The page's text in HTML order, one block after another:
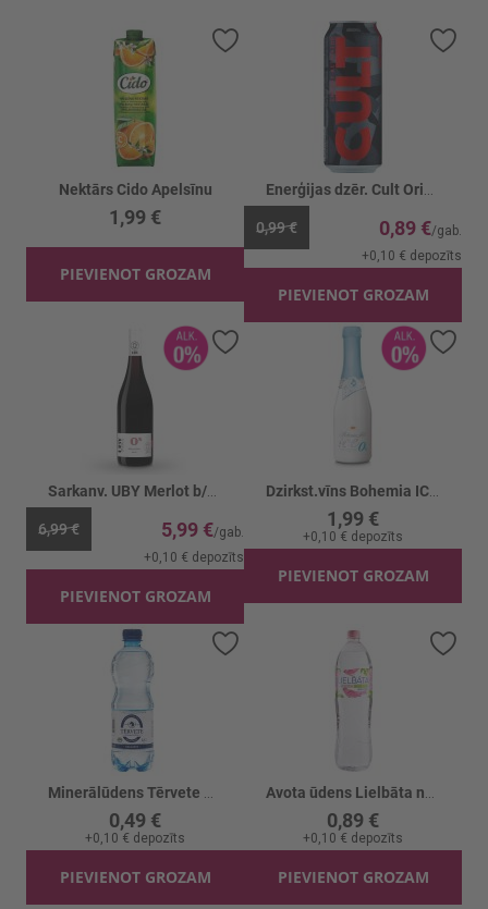
Nektārs Cido Apelsīnu
1,99 €
PIEVIENOT GROZAM
Pievienot vēlmju sarakstam
0,99 € 0,89 €
+0,10 € depozīts
PIEVIENOT GROZAM
6,99 € 5,99 €
+0,10 € depozīts
PIEVIENOT GROZAM
Pievienot vēlmju sarakstam
1,99 €
+0,10 € depozīts
PIEVIENOT GROZAM
0,49 €
+0,10 € depozīts
PIEVIENOT GROZAM
Pievienot vēlmju sarakstam
0,89 €
+0,10 € depozīts
PIEVIENOT GROZAM